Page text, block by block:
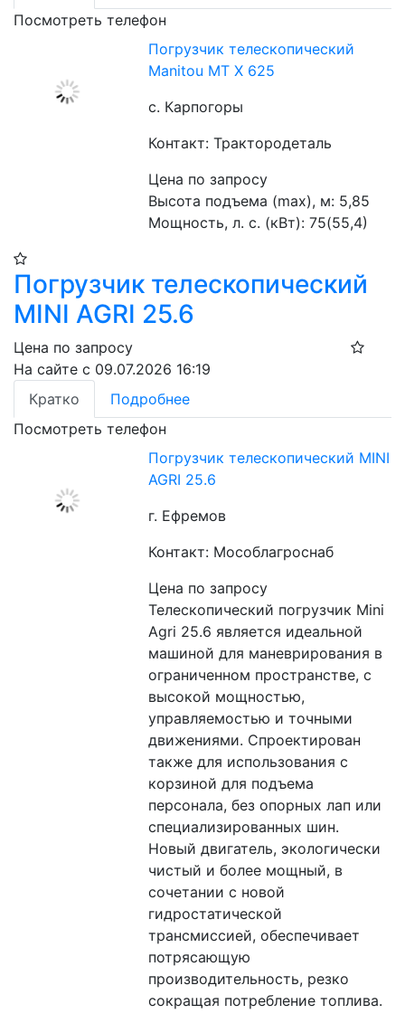
Посмотреть телефон
Погрузчик телескопический
Manitou MT X 625
с. Карпогоры
Контакт: Трактородеталь
Цена по запросу
Высота подъема (max), м: 5,85
Мощность, л. с. (кВт): 75(55,4)
Погрузчик телескопический
MINI AGRI 25.6
Цена по запросу
На сайте с 09.07.2026 16:19
Кратко
Подробнее
Посмотреть телефон
Погрузчик телескопический MINI
AGRI 25.6
г. Ефремов
Контакт: Мособлагроснаб
Цена по запросу
Телескопический погрузчик Mini
Agri 25.6 является идеальной
машиной для маневрирования в
ограниченном пространстве, с
высокой мощностью,
управляемостью и точными
движениями. Спроектирован
также для использования с
корзиной для подъема
персонала, без опорных лап или
специализированных шин.
Новый двигатель, экологически
чистый и более мощный, в
сочетании с новой
гидростатической
трансмиссией, обеспечивает
потрясающую
производительность, резко
сокращая потребление топлива.